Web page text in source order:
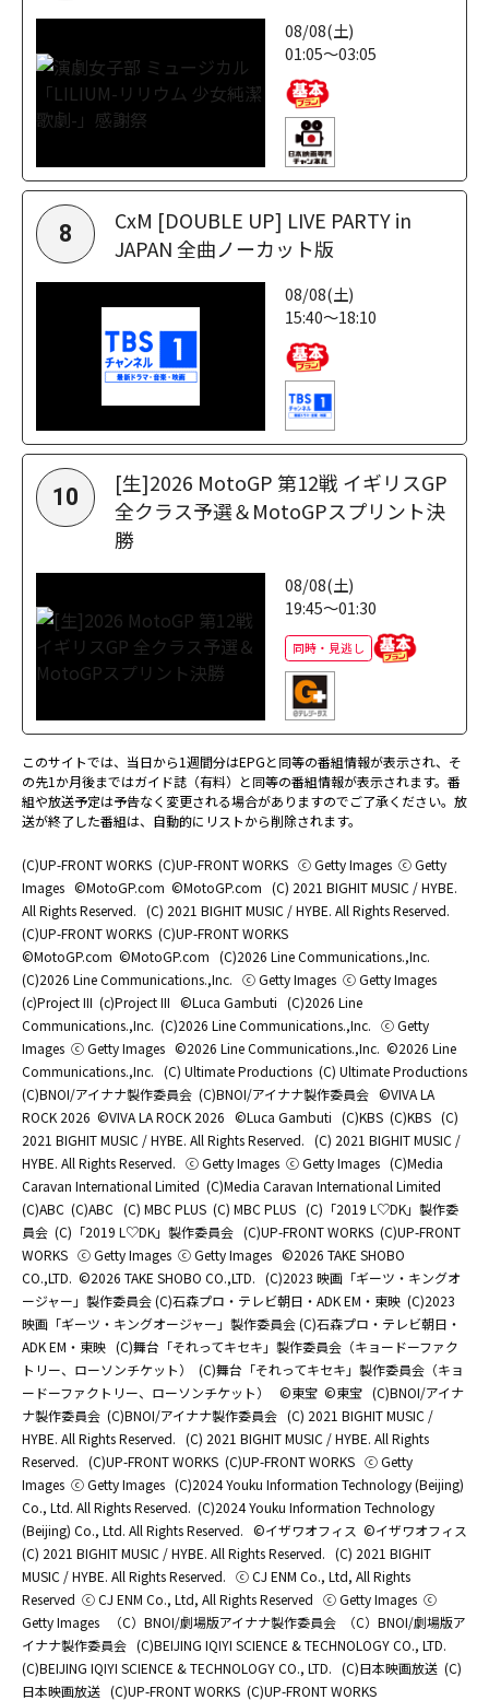
08/08(土)
01:05～03:05
8
CxM [DOUBLE UP] LIVE PARTY in
JAPAN 全曲ノーカット版
08/08(土)
15:40～18:10
10
[生]2026 MotoGP 第12戦 イギリスGP
全クラス予選＆MotoGPスプリント決
勝
08/08(土)
19:45～01:30
同時・見逃し
このサイトでは、当日から1週間分はEPGと同等の番組情報が表示され、そ
の先1か月後まではガイド誌（有料）と同等の番組情報が表示されます。番
組や放送予定は予告なく変更される場合がありますのでご了承ください。放
送が終了した番組は、自動的にリストから削除されます。
(C)UP-FRONT WORKS (C)UP-FRONT WORKS ⓒ Getty Images ⓒ Getty
Images ©MotoGP.com ©MotoGP.com (C) 2021 BIGHIT MUSIC / HYBE.
All Rights Reserved. (C) 2021 BIGHIT MUSIC / HYBE. All Rights Reserved.
(C)UP-FRONT WORKS (C)UP-FRONT WORKS
©MotoGP.com ©MotoGP.com (C)2026 Line Communications.,Inc.
(C)2026 Line Communications.,Inc. ⓒ Getty Images ⓒ Getty Images
(c)Project III (c)Project III ©Luca Gambuti (C)2026 Line
Communications.,Inc. (C)2026 Line Communications.,Inc. ⓒ Getty
Images ⓒ Getty Images ©2026 Line Communications.,Inc. ©2026 Line
Communications.,Inc. (C) Ultimate Productions (C) Ultimate Productions
(C)BNOI/アイナナ製作委員会 (C)BNOI/アイナナ製作委員会 ©️VIVA LA
ROCK 2026 ©️VIVA LA ROCK 2026 ©Luca Gambuti (C)KBS (C)KBS (C)
2021 BIGHIT MUSIC / HYBE. All Rights Reserved. (C) 2021 BIGHIT MUSIC /
HYBE. All Rights Reserved. ⓒ Getty Images ⓒ Getty Images (C)Media
Caravan International Limited (C)Media Caravan International Limited
(C)ABC (C)ABC (C) MBC PLUS (C) MBC PLUS (C)「2019 L♡DK」製作委
員会 (C)「2019 L♡DK」製作委員会 (C)UP-FRONT WORKS (C)UP-FRONT
WORKS ⓒ Getty Images ⓒ Getty Images ©2026 TAKE SHOBO
CO.,LTD. ©2026 TAKE SHOBO CO.,LTD. (C)2023 映画「ギーツ・キングオ
ージャー」製作委員会 (C)石森プロ・テレビ朝日・ADK EM・東映 (C)2023
映画「ギーツ・キングオージャー」製作委員会 (C)石森プロ・テレビ朝日・
ADK EM・東映 (C)舞台「それってキセキ」製作委員会（キョードーファク
トリー、ローソンチケット）
(C)舞台「それってキセキ」製作委員会（キョ
ードーファクトリー、ローソンチケット）
©東宝 ©東宝 (C)BNOI/アイナ
ナ製作委員会 (C)BNOI/アイナナ製作委員会 (C) 2021 BIGHIT MUSIC /
HYBE. All Rights Reserved. (C) 2021 BIGHIT MUSIC / HYBE. All Rights
Reserved. (C)UP-FRONT WORKS (C)UP-FRONT WORKS ⓒ Getty
Images ⓒ Getty Images (C)2024 Youku Information Technology (Beijing)
Co., Ltd. All Rights Reserved. (C)2024 Youku Information Technology
(Beijing) Co., Ltd. All Rights Reserved. ©イザワオフィス ©イザワオフィス
(C) 2021 BIGHIT MUSIC / HYBE. All Rights Reserved. (C) 2021 BIGHIT
MUSIC / HYBE. All Rights Reserved. ⓒ CJ ENM Co., Ltd, All Rights
Reserved ⓒ CJ ENM Co., Ltd, All Rights Reserved ⓒ Getty Images ⓒ
Getty Images
（C）BNOI/劇場版アイナナ製作委員会
（C）BNOI/劇場版ア
イナナ製作委員会 (C)BEIJING IQIYI SCIENCE & TECHNOLOGY CO., LTD.
(C)BEIJING IQIYI SCIENCE & TECHNOLOGY CO., LTD. (C)日本映画放送 (C)
日本映画放送 (C)UP-FRONT WORKS (C)UP-FRONT WORKS